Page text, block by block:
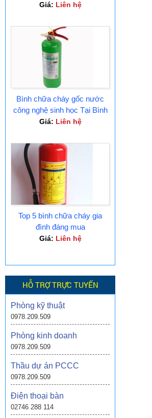
Giá: Liên hệ
Bình chữa cháy gốc nước
công nghệ sinh học Tại Bình
Dương
Giá: Liên hệ
Top 5 bình chữa cháy gia
đình đáng mua
Giá: Liên hệ
HỖ TRỢ TRỰC TUYẾN
Phòng kỹ thuật
0978.209.509
Phòng kinh doanh
0978.209.509
Thầu dự án PCCC
0978.209.509
Điện thoại bàn
02746 288 114